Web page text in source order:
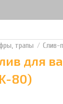
трапы Слив-
для
80)